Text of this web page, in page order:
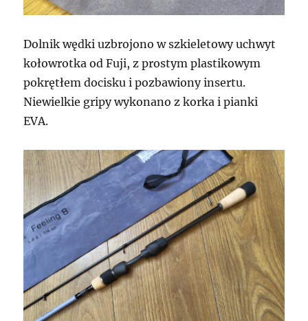
Dolnik wędki uzbrojono w szkieletowy uchwyt
kołowrotka od Fuji, z prostym plastikowym
pokrętłem docisku i pozbawiony insertu.
Niewielkie gripy wykonano z korka i pianki
EVA.